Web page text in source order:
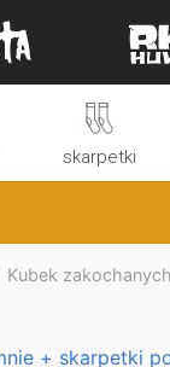
skarpetki
Kubek